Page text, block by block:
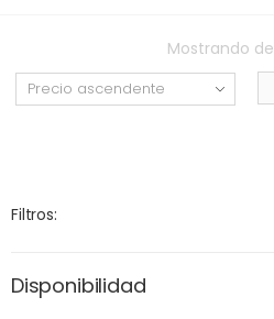
Mostrando de
Filtros:
Disponibilidad